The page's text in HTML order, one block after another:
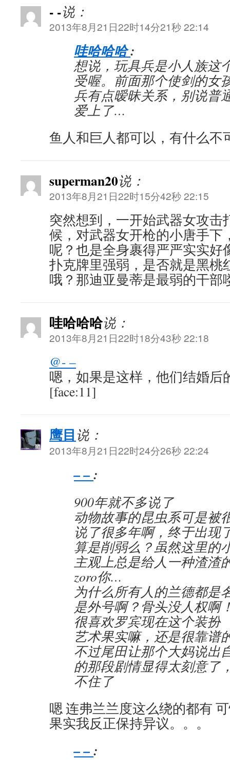
- -说：
2013年8月21日22时14分21秒 22:14
哇哈哈哈:
想说，玩具兵是小人族这
受喔。前面那个使剑的女
兵有点暧昧关系，别说普
爱上了…
鱼人和巨人都可以，有什么不
superman20说：
2013年8月21日22时15分42秒 22:15
突然想到，一开始武器女攻击
候，对武器女开枪的小唐手下
呢？也是全身裹得严严实实好
扑克牌里强弱，是否就是黑桃
哦？那迪亚曼蒂是最弱的干部
哇哈哈哈说：
2013年8月21日22时18分43秒 22:18
@- –
嗯，如果是这样，他们结婚后
[face:11]
鹰目 说：
2013年8月21日22时24分26秒 22:24
– –:
900年就不多说了
动物故事的昆虫系可是被
说了很多年啊，终于出现
算是削弱么？虽然这里的
主观上总是给人一种渣渣
zoro你…
为什么所有人的兰德都是
是外号啊？骨头没人权啊
很喜欢罗宾现在这个装扮
艺术果实嘛，还是很靠谱
不过尾田让那个大妈说出
的那段剧情显得太刻意了
不住了
嗯 连弗兰兰度这么绕的都有
果实我反正保持异议。。。
– –: